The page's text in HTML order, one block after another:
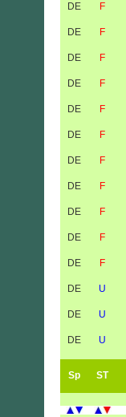
DE F
DE F
DE F
DE F
DE F
DE F
DE F
DE F
DE F
DE F
DE F
DE U
DE U
DE U
Sp ST